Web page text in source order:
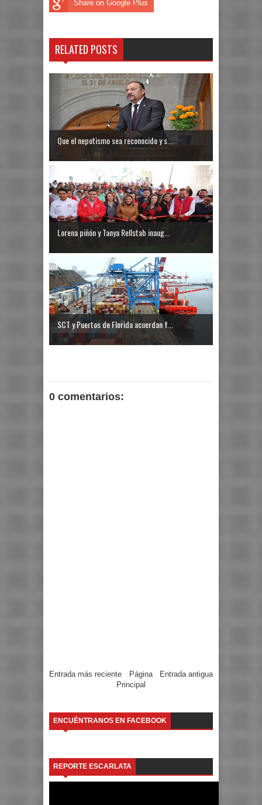
Share on Google Plus
RELATED POSTS
Que el nepotismo sea reconocido y s...
Lorena piñón y Tanya Rellstab inaug...
SCT y Puertos de Florida acuerdan f...
0 comentarios:
Entrada más reciente Entrada antigua
Página
Principal
ENCUÉNTRANOS EN FACEBOOK
REPORTE ESCARLATA